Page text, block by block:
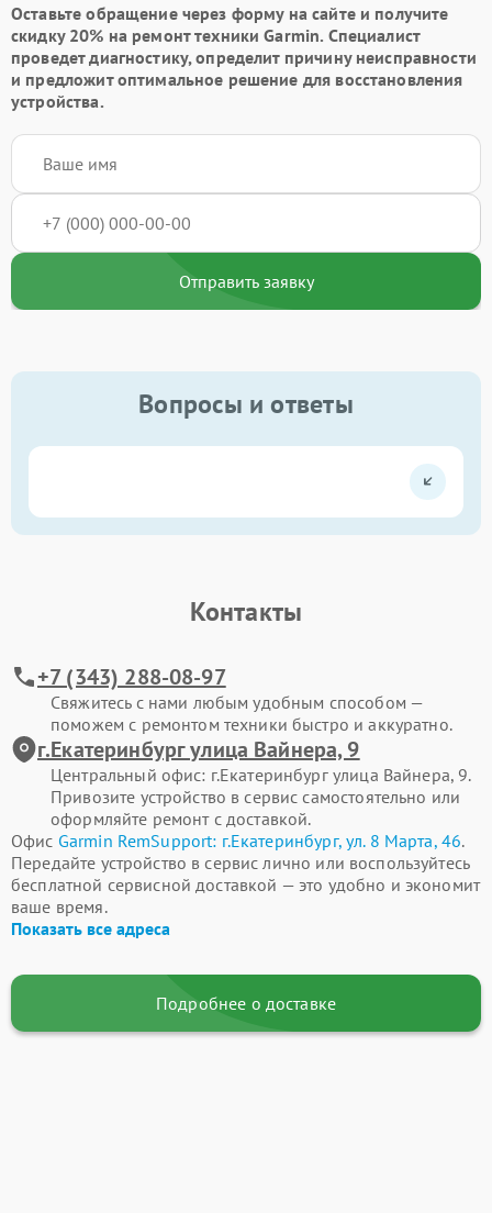
Оставьте обращение через форму на сайте и получите
скидку 20% на ремонт техники Garmin. Специалист
проведет диагностику, определит причину неисправности
и предложит оптимальное решение для восстановления
устройства.
Отправить заявку
Вопросы и ответы
Контакты
+7 (343) 288-08-97
Свяжитесь с нами любым удобным способом —
поможем с ремонтом техники быстро и аккуратно.
г.Екатеринбург улица Вайнера, 9
Центральный офис: г.Екатеринбург улица Вайнера, 9.
Привозите устройство в сервис самостоятельно или
оформляйте ремонт с доставкой.
Офис Garmin RemSupport: г.Екатеринбург, ул. 8 Марта, 46.
Передайте устройство в сервис лично или воспользуйтесь
бесплатной сервисной доставкой — это удобно и экономит
ваше время.
Показать все адреса
Подробнее о доставке